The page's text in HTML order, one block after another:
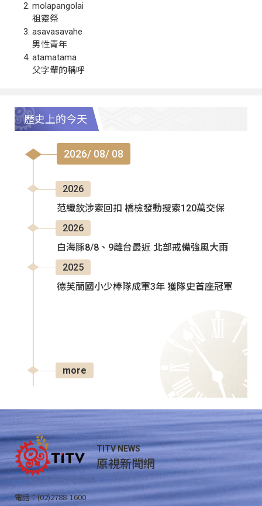
molapangolai
祖靈祭
asavasavahe
男性青年
atamatama
父字輩的稱呼
歷史上的今天
2026/ 08/ 08
2026
范織欽涉索回扣 橋檢發動搜索120萬交保
2026
白海豚8/8、9離台最近 北部戒備強風大雨
2025
德芙蘭國小少棒隊成軍3年 獲隊史首座冠軍
more
TITV NEWS
原視新聞網
電話：(02)2788-1600